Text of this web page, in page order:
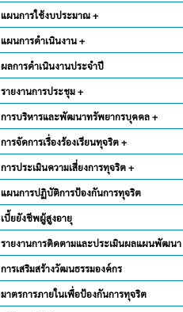
แผนการใช้งบประมาณ +
แผนการดำเนินงาน +
ผลการดำเนินงานประจำปี
รายงานการประชุม +
การบริหารและพัฒนาทรัพยากรบุคคล +
การจัดการเรื่องร้องเรียนทุจริต +
การประเมินความเสี่ยงการทุจริต +
แผนการปฏิบัติการป้องกันการทุจริต
เบี้ยยังชีพผู้สูงอายุ
รายงานการติดตามและประเมินผลแผนพัฒนา
การเสริมสร้างวัฒนธรรมองค์กร
มาตรการภายในเพื่อป้องกันการทุจริต